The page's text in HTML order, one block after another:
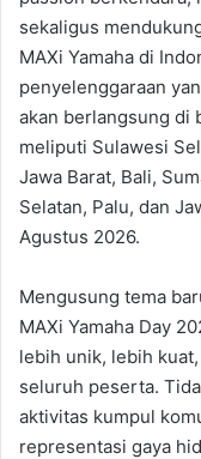
sekaligus
MAXi Yamaha di
penyelenggaraan
akan berlangsung di
meliputi Sulawesi
Jawa Barat, Bali,
Selatan, Palu, dan
Agustus 2026.
Mengusung tema
MAXi Yamaha Day
lebih unik, lebih
seluruh peserta.
aktivitas kumpul
representasi gaya